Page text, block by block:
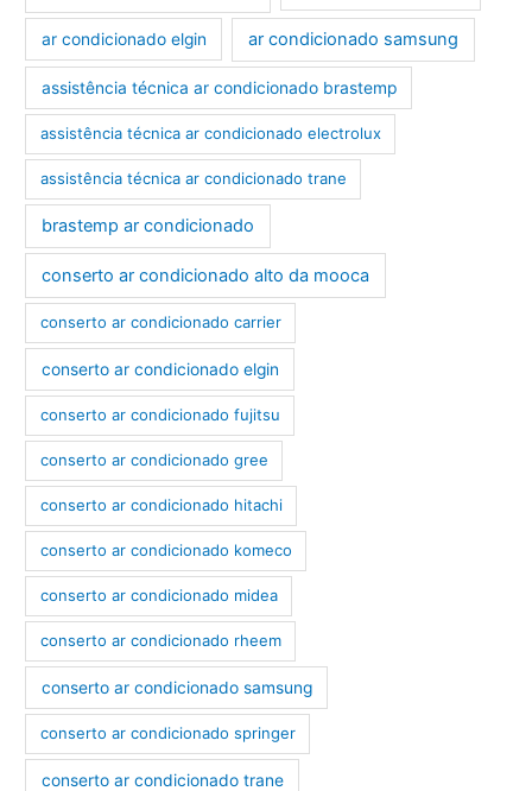
ar condicionado elgin ar condicionado samsung
assistência técnica ar condicionado brastemp
assistência técnica ar condicionado electrolux
assistência técnica ar condicionado trane
brastemp ar condicionado
conserto ar condicionado alto da mooca
conserto ar condicionado carrier
conserto ar condicionado elgin
conserto ar condicionado fujitsu
conserto ar condicionado gree
conserto ar condicionado hitachi
conserto ar condicionado komeco
conserto ar condicionado midea
conserto ar condicionado rheem
conserto ar condicionado samsung
conserto ar condicionado springer
conserto ar condicionado trane